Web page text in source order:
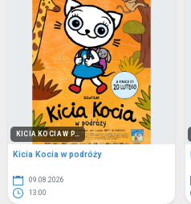
KICIA KOCIA W P...
Kicia Kocia w podróży
09.08.2026
13:00